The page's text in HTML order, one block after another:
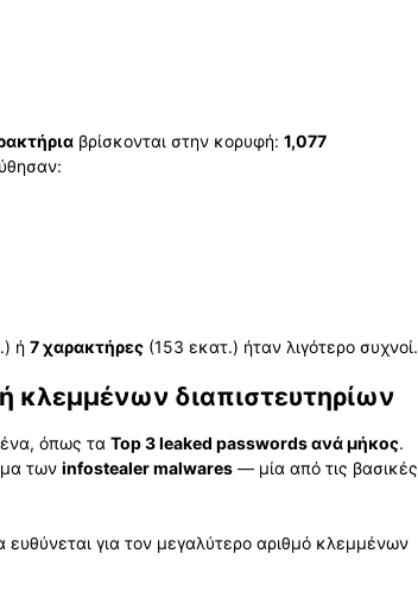
βρίσκονται στην κορυφή: 1,077
ή 7 χαρακτήρες (153 εκατ.) ήταν λιγότερο συχνοί.
κλεμμένων διαπιστευτηρίων
όπως τα Top 3 leaked passwords ανά μήκος.
των infostealer malwares — μία από τις βασικές
ευθύνεται για τον μεγαλύτερο αριθμό κλεμμένων